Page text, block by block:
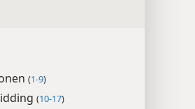
(1-9)
(10-17)